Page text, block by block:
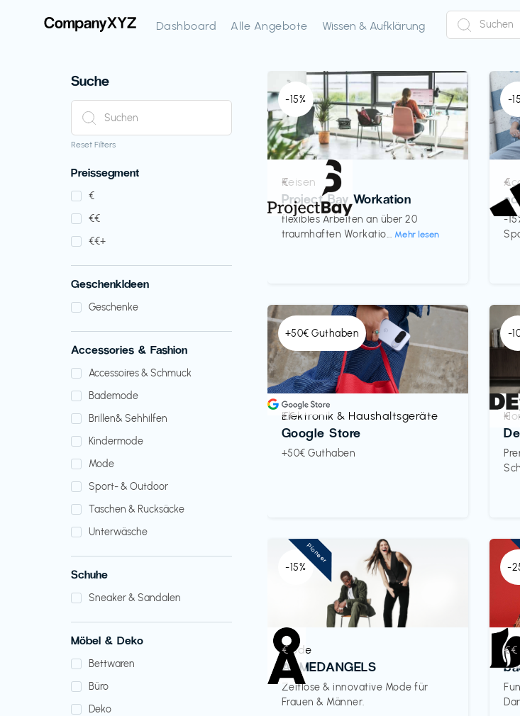
Dashboard Alle Angebote Wissen & Aufklärung
Suche
Reset Filters
Preissegment
€‎
€‎€‎
€‎€‎+
GeschenkIdeen
Geschenke
Accessories & Fashion
Accessoires & Schmuck
Bademode
Brillen& Sehhilfen
Kindermode
Mode
Sport- & Outdoor
Taschen & Rucksäcke
Unterwäsche
Schuhe
Sneaker & Sandalen
Möbel & Deko
Bettwaren
Büro
Deko
-15%
Reisen
Project Bay Workation
flexibles Arbeiten an über 20
traumhaften Workatio... Mehr lesen
€‎
-
-
€‎
+50€ Guthaben
Elektronik & Haushaltsgeräte
Google Store
+50€ Guthaben
€€‎
-
€‎
-15%
Mode
ARMEDANGELS
Zeitlose & innovative Mode für
Frauen & Männer.
€‎
Pioneer
-
€€‎